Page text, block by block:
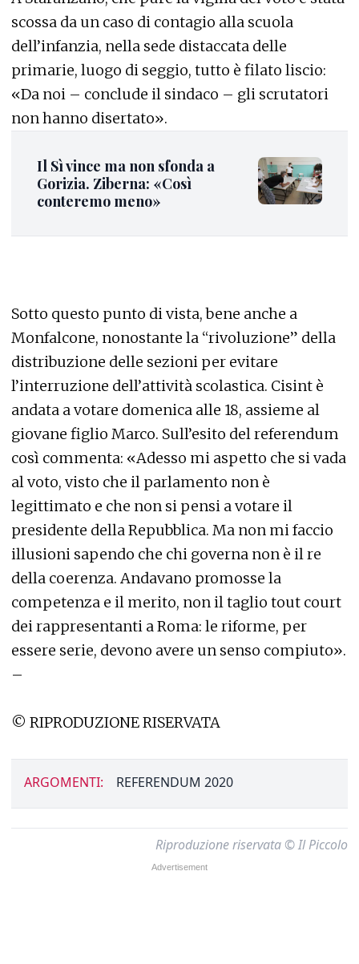
scossa da un caso di contagio alla scuola
dell’infanzia, nella sede distaccata delle
primarie, luogo di seggio, tutto è filato liscio:
«Da noi – conclude il sindaco – gli scrutatori
non hanno disertato».
Il Sì vince ma non sfonda a
Gorizia. Ziberna: «Così
conteremo meno»
Sotto questo punto di vista, bene anche a
Monfalcone, nonostante la “rivoluzione” della
distribuzione delle sezioni per evitare
l’interruzione dell’attività scolastica. Cisint è
andata a votare domenica alle 18, assieme al
giovane figlio Marco. Sull’esito del referendum
così commenta: «Adesso mi aspetto che si vada
al voto, visto che il parlamento non è
legittimato e che non si pensi a votare il
presidente della Repubblica. Ma non mi faccio
illusioni sapendo che chi governa non è il re
della coerenza. Andavano promosse la
competenza e il merito, non il taglio tout court
dei rappresentanti a Roma: le riforme, per
essere serie, devono avere un senso compiuto».
–
© RIPRODUZIONE RISERVATA
ARGOMENTI: REFERENDUM 2020
Riproduzione riservata © Il Piccolo